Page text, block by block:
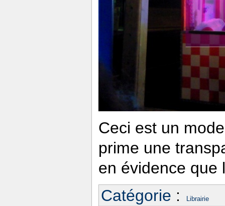
Ceci est un
prime une
en évidence que
Catégorie : Librairie